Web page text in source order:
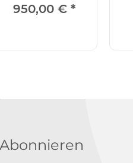
Tisch mit 2
950,00 € *